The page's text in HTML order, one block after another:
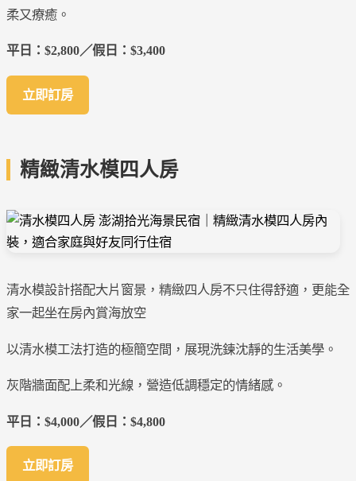
柔又療癒。
平日：$2,800／假日：$3,400
立即訂房
精緻清水模四人房
清水模設計搭配大片窗景，精緻四人房不只住得舒適，更能全
家一起坐在房內賞海放空
以清水模工法打造的極簡空間，展現洗鍊沈靜的生活美學。
灰階牆面配上柔和光線，營造低調穩定的情緒感。
平日：$4,000／假日：$4,800
立即訂房